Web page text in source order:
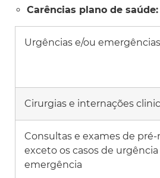
Carências plano de saúde:
Urgências e/ou emergências
Cirurgias e internações
Consultas e exames de pré-
exceto os casos de urgência
emergência